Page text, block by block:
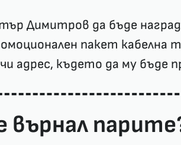
Димитров да бъде
пакет кабелна
адрес, където да му бъде
върнал